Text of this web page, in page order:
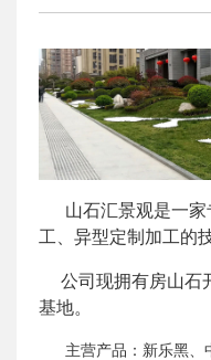
山石汇景观是一
工、异型定制加工的
公司现拥有房山石
基地。
主营产品：新乐黑、